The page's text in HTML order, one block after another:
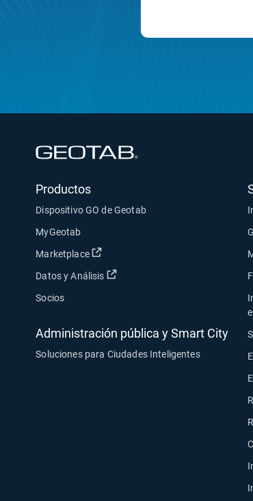
Productos
Dispositivo GO de Geotab
MyGeotab
Marketplace
Abrir en una nueva ventana
Datos y Análisis Abrir en una nueva ventana
Socios
Administración pública y Smart City
Soluciones para Ciudades Inteligentes